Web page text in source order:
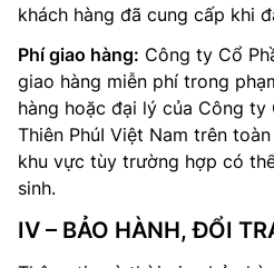
khách hàng đã cung cấp khi
Phí giao hàng: Công ty Cổ
giao hàng miễn phí trong
hàng hoặc đại lý của Công ty
Thiên PhúI Việt Nam trên
khu vực tùy trường hợp có
sinh.
IV – BẢO HÀNH, ĐỔI